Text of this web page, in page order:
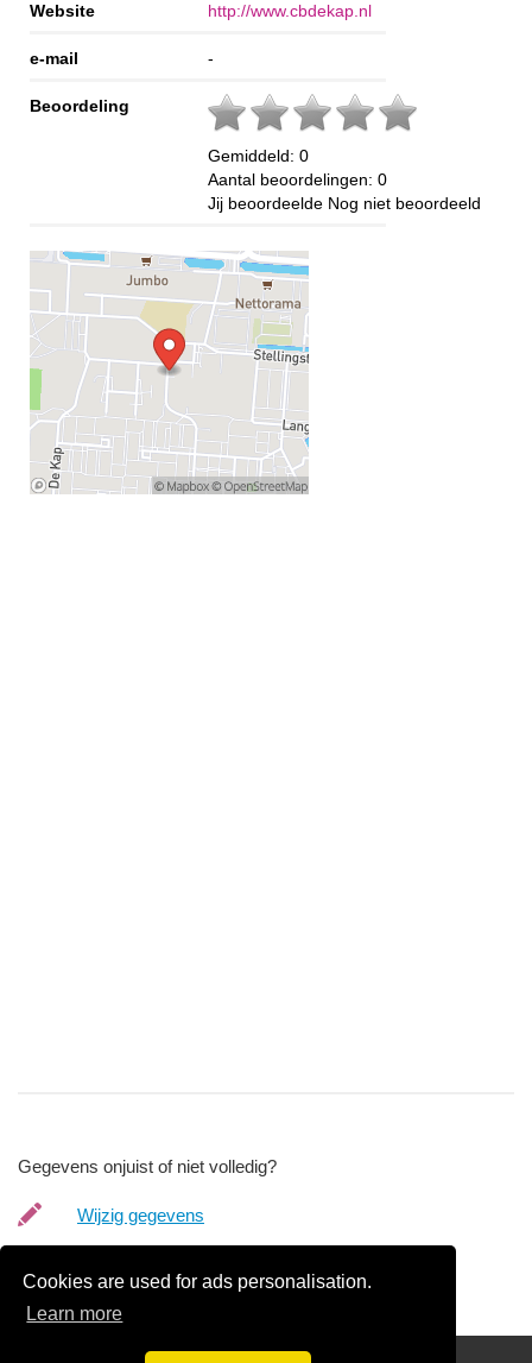
Cookies are used for ads personalisation.
Learn more
Website http://www.cbdekap.nl
e-mail -
Beoordeling
Gemiddeld: 0
Aantal beoordelingen: 0
Jij beoordeelde Nog niet beoordeeld
Gegevens onjuist of niet volledig?
Wijzig gegevens